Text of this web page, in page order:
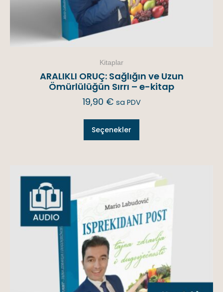
Kitaplar
ARALIKLI ORUÇ: Sağlığın ve Uzun
Ömürlülüğün Sırrı – e-kitap
19,90 € sa PDV
Seçenekler